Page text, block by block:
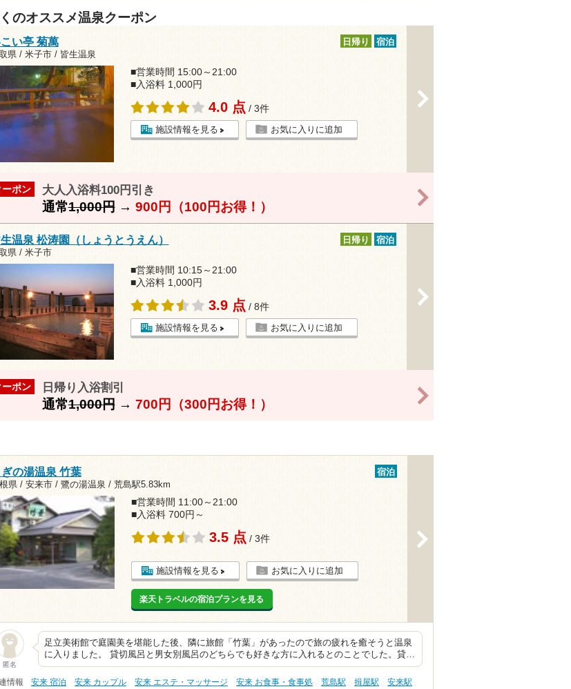
のオススメ温泉クーポン
い亭 菊萬
県 / 米子市 / 皆生温泉
日帰り 宿泊
■営業時間 15:00～21:00
■入浴料 1,000円
4.0 点 / 3件
施設情報を見る お気に入りに追加
ーポン 大人入浴料100円引き
通常1,000円→ 900円（100円お得！）
>
温泉 松涛園（しょうとうえん）
県 / 米子市
日帰り 宿泊
■営業時間 10:15～21:00
■入浴料 1,000円
3.9 点 / 8件
施設情報を見る お気に入りに追加
ーポン 日帰り入浴割引
通常1,000円→ 700円（300円お得！）
ぎの湯温泉 竹葉
県 / 安来市 / 鷺の湯温泉 / 荒島駅5.83km
宿泊
■営業時間 11:00～21:00
■入浴料 700円～
3.5 点 / 3件
施設情報を見る お気に入りに追加
楽天トラベルの宿泊プランを見る
匿名
足立美術館で庭園美を堪能した後、隣に旅館「竹葉」があったので旅の疲れを癒そうと温泉
に入りました。 貸切風呂と男女別風呂のどちらでも好きな方に入れるとのことでした。貸…
情報 安来 宿泊 安来 カップル 安来 エステ・マッサージ 安来 お食事・食事処 荒島駅 揖屋駅
安来駅